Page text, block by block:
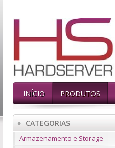
INÍCIO PRODUTOS
CATEGORIAS
Armazenamento e Storage